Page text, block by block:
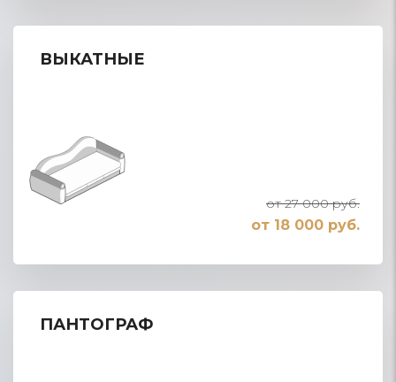
ВЫКАТНЫЕ
от 27 000 руб.
от 18 000 руб.
ПАНТОГРАФ